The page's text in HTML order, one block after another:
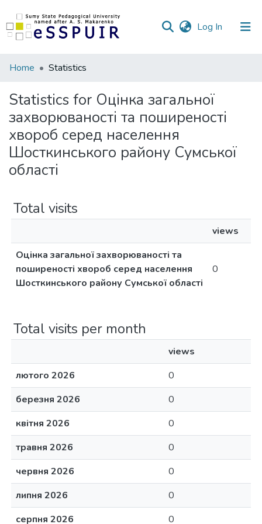
Log In (current)
Communities
Collections
All of DSpace
Home Statistics
Statistics for Оцінка загальної
захворюваності та поширеності
хвороб серед населення
Шосткинського району Сумської
області
Total visits
views
Оцінка загальної захворюваності та
поширеності хвороб серед населення
Шосткинського району Сумської області
0
Total visits per month
views
лютого 2026
0
березня 2026
0
квітня 2026
0
травня 2026
0
червня 2026
0
липня 2026
0
серпня 2026
0